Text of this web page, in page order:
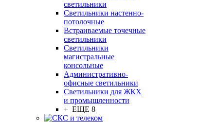
светильники
Светильники настенно-
потолочные
Встраиваемые точечные
светильники
Светильники
магистральные
консольные
Административно-
офисные светильники
Светильники для ЖКХ
и промышленности
+ ЕЩЕ 8